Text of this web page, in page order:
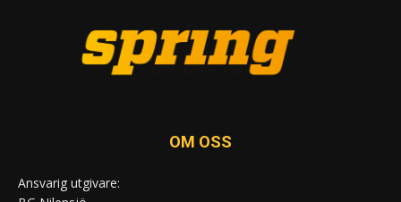
OM OSS
Ansvarig utgivare: